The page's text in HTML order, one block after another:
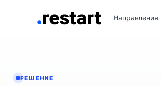
Направления
РЕШЕНИЕ